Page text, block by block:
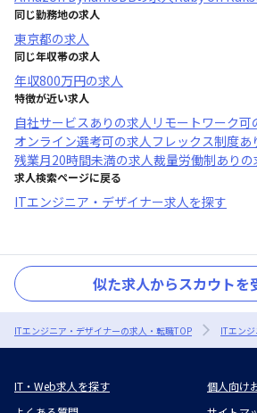
同じ勤務地の求人
東京都の求人
同じ年収帯の求人
年収800万円の求人
特徴が近い求人
自社サービスあり の求人 リモートワーク可
オンライン選考可の求人フレックス制度あ
残業月20時間未満の求人裁量労働制あり の
求人検索ページに戻る
ITエンジニア・デザイナー求人を探す
似た求人からスカウトを
ITエンジニア・デザイナーの求人・転職TOP ITエン
IT・Web求人を探す
個人向け